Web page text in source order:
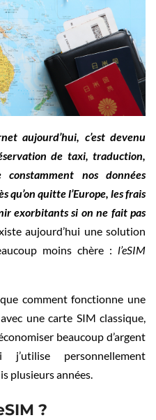
aujourd’hui, c’est devenu
de taxi, traduction,
nos données
qu’on quitte l’Europe, les frais
exorbitants si on ne fait pas
aujourd’hui une solution
moins chère : l’eSIM
comment fonctionne une
une carte SIM classique,
beaucoup d’argent
personnellement
plusieurs années.
?